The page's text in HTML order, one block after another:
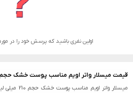
اولین نفری باشید که پرسش خود را در
قیمت میسلار واتر اویم مناسب پوست خشک حجم 210 میلی
میسلار واتر اویم مناسب پوست خشک حجم 210 میلی لیتر در سایت